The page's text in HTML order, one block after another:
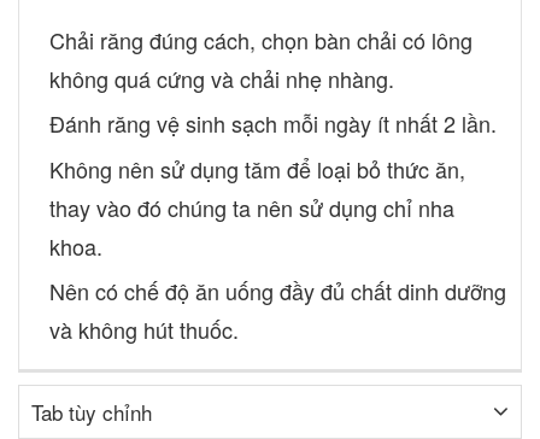
Chải răng đúng cách, chọn bàn chải có lông
không quá cứng và chải nhẹ nhàng.
Đánh răng vệ sinh sạch mỗi ngày ít nhất 2 lần.
Không nên sử dụng tăm để loại bỏ thức ăn,
thay vào đó chúng ta nên sử dụng chỉ nha
khoa.
Nên có chế độ ăn uống đầy đủ chất dinh dưỡng
và không hút thuốc.
Tab tùy chỉnh